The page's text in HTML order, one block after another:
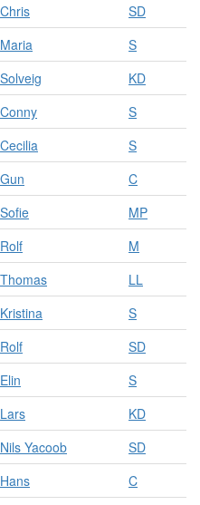
Chris
SD
Maria
S
Solveig
KD
Conny
S
Cecilia
S
Gun
C
Sofie
MP
Rolf
M
Thomas
LL
Kristina
S
Rolf
SD
Elin
S
Lars
KD
Nils Yacoob
SD
Hans
C